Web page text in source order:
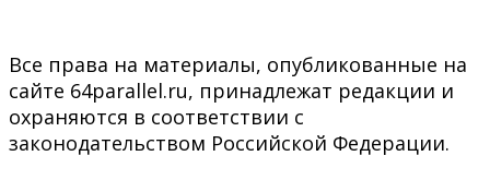
Все права на материалы, опубликованные на
сайте 64parallel.ru, принадлежат редакции и
охраняются в соответствии с
законодательством Российской Федерации.